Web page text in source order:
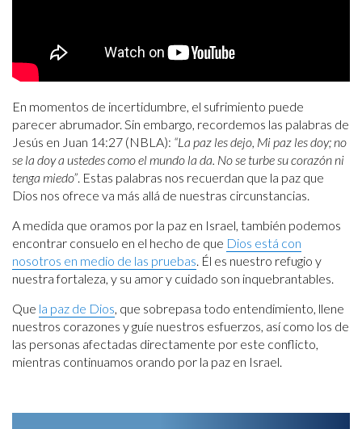
En momentos de incertidumbre, el sufrimiento puede
parecer abrumador. Sin embargo, recordemos las palabras de
Jesús en Juan 14:27 (NBLA): “La paz les dejo, Mi paz les doy; no
se la doy a ustedes como el mundo la da. No se turbe su corazón ni
tenga miedo”. Estas palabras nos recuerdan que la paz que
Dios nos ofrece va más allá de nuestras circunstancias.
A medida que oramos por la paz en Israel, también podemos
encontrar consuelo en el hecho de que Dios está con
nosotros en medio de las pruebas. Él es nuestro refugio y
nuestra fortaleza, y su amor y cuidado son inquebrantables.
Que la paz de Dios, que sobrepasa todo entendimiento, llene
nuestros corazones y guíe nuestros esfuerzos, así como los de
las personas afectadas directamente por este conflicto,
mientras continuamos orando por la paz en Israel.